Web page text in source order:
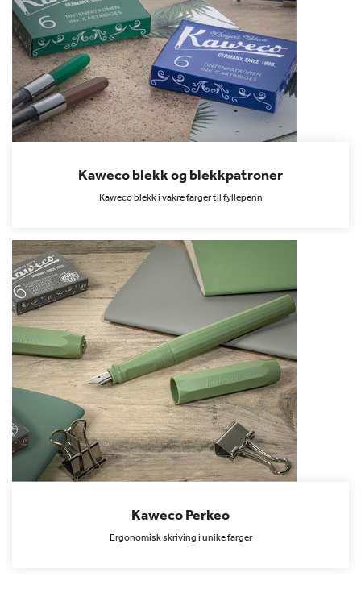
Kaweco blekk og blekkpatroner
Kaweco blekk i vakre farger til fyllepenn
Kaweco Perkeo
Ergonomisk skriving i unike farger